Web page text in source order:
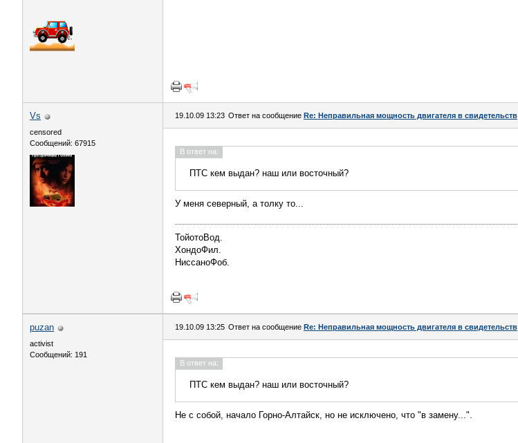
Vs
censored
Сообщений: 67915
19.10.09 13:23 Ответ на сообщение Re: Неправильная мощность двигателя в свидетельств
В ответ на:
ПТС кем выдан? наш или восточный?
У меня северный, а толку то...
ТойотоВод.
ХондоФил.
НиссаноФоб.
puzan
activist
Сообщений: 191
19.10.09 13:25 Ответ на сообщение Re: Неправильная мощность двигателя в свидетельств
В ответ на:
ПТС кем выдан? наш или восточный?
Не с собой, начало Горно-Алтайск, но не исключено, что "в замену...".